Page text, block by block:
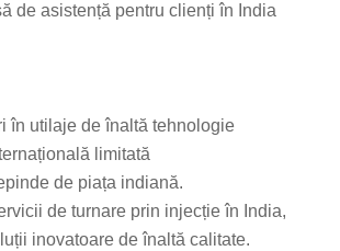
de asistență pentru clienți în India
în utilaje de înaltă tehnologie
limitată
de piața indiană.
de turnare prin injecție în India,
inovatoare de înaltă calitate.